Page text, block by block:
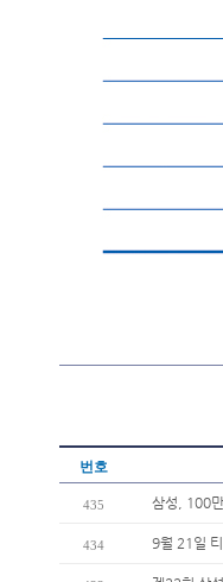
번호
435 삼성, 100
434 9월 21일